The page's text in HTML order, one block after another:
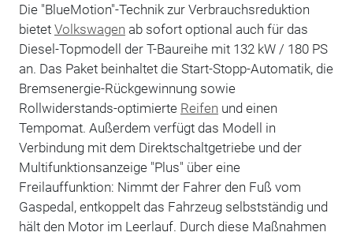
Die "BlueMotion"-Technik zur Verbrauchsreduktion
bietet Volkswagen ab sofort optional auch für das
Diesel-Topmodell der T-Baureihe mit 132 kW / 180 PS
an. Das Paket beinhaltet die Start-Stopp-Automatik, die
Bremsenergie-Rückgewinnung sowie
Rollwiderstands-optimierte Reifen und einen
Tempomat. Außerdem verfügt das Modell in
Verbindung mit dem Direktschaltgetriebe und der
Multifunktionsanzeige "Plus" über eine
Freilauffunktion: Nimmt der Fahrer den Fuß vom
Gaspedal, entkoppelt das Fahrzeug selbstständig und
hält den Motor im Leerlauf. Durch diese Maßnahmen